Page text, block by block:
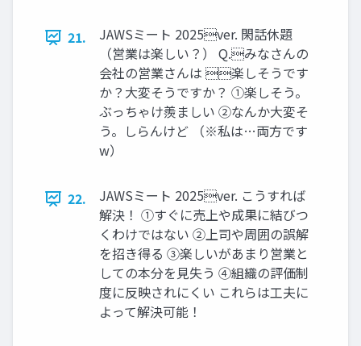
21.
JAWSミート 2025ver. 閑話休題
（営業は楽しい？） Q.みなさんの
会社の営業さんは 楽しそうです
か？⼤変そうですか？ ①楽しそう。
ぶっちゃけ羨ましい ②なんか⼤変そ
う。しらんけど （※私は…両⽅です
w）
22.
JAWSミート 2025ver. こうすれば
解決！ ①すぐに売上や成果に結びつ
くわけではない ②上司や周囲の誤解
を招き得る ③楽しいがあまり営業と
しての本分を⾒失う ④組織の評価制
度に反映されにくい これらは⼯夫に
よって解決可能！